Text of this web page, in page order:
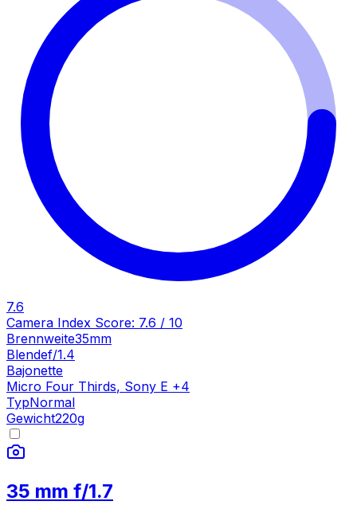
7.6
Camera Index Score: 7.6 / 10
Brennweite35mm
Blendef/1.4
Bajonette
Micro Four Thirds, Sony E +4
TypNormal
Gewicht220g
35 mm f/1.7